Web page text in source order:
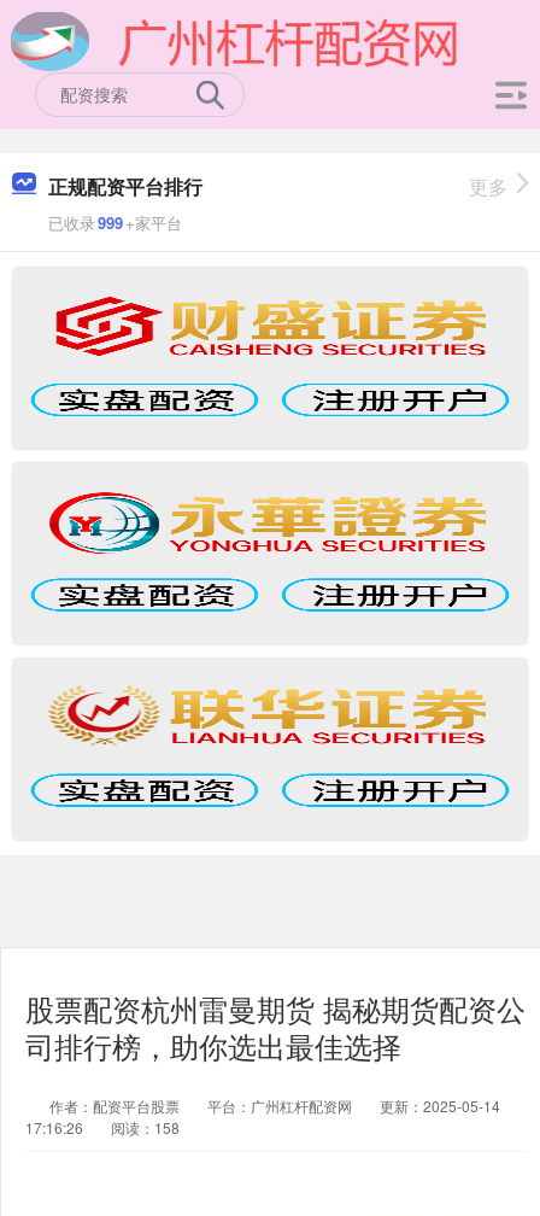
正规配资平台排行
已收录999+家平台
更多
股票配资杭州雷曼期货 揭秘期货配资公
司排行榜，助你选出最佳选择
作者：配资平台股票 平台：广州杠杆配资网
更新：2025-05-14
17:16:26
阅读：158